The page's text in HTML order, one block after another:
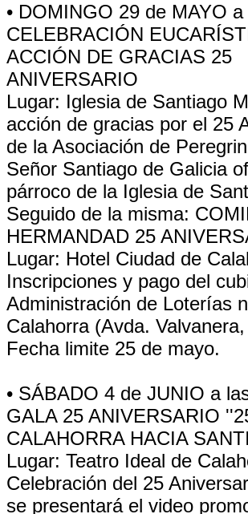
• DOMINGO 29 de MAYO
CELEBRACIÓN
ACCIÓN DE GRACIAS 25
ANIVERSARIO
Lugar: Iglesia de Santiago
acción de gracias por el 25
de la Asociación de
Señor Santiago de Galicia
párroco de la Iglesia de
Seguido de la misma:
HERMANDAD 25
Lugar: Hotel Ciudad de
Inscripciones y pago del
Administración de Loterías
Calahorra (Avda.
Fecha limite 25 de mayo.
• SÁBADO 4 de JUNIO a
GALA 25 ANIVERSARIO
CALAHORRA HACIA
Lugar: Teatro Ideal de
Celebración del 25
se presentará el video